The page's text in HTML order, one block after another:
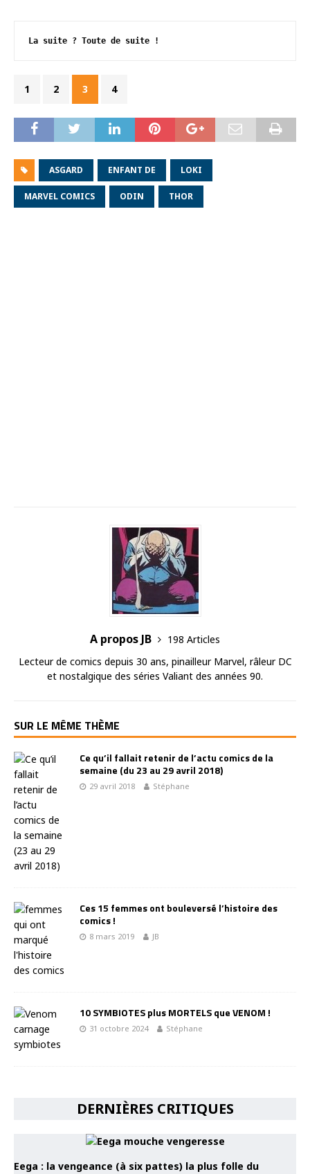
La suite ? Toute de suite !
1 2 3 4
ASGARD ENFANT DE LOKI
MARVEL COMICS ODIN THOR
A propos JB
198 Articles
Lecteur de comics depuis 30 ans, pinailleur Marvel, râleur DC
et nostalgique des séries Valiant des années 90.
SUR LE MÊME THÈME
Ce qu’il fallait retenir de l’actu comics de la
semaine (du 23 au 29 avril 2018)
29 avril 2018 Stéphane
Ces 15 femmes ont bouleversé l’histoire des
comics !
8 mars 2019 JB
10 SYMBIOTES plus MORTELS que VENOM !
31 octobre 2024 Stéphane
DERNIÈRES CRITIQUES
Eega : la vengeance (à six pattes) la plus folle du